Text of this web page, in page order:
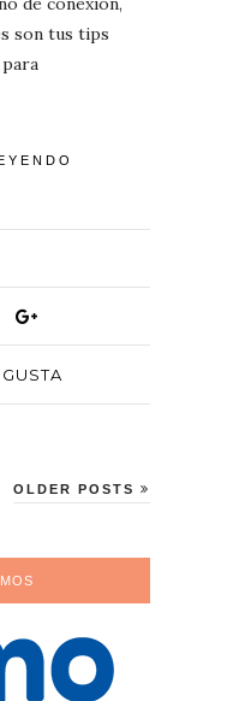
son tus tips
OLDER POSTS